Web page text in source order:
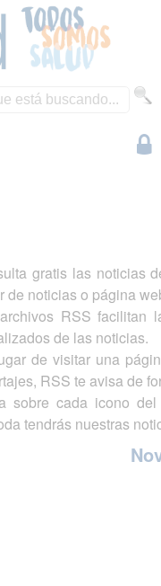
gratis las noticias
de noticias o página
RSS facilitan
de las noticias.
de visitar una
RSS te avisa de
sobre cada icono
tendrás nuestras